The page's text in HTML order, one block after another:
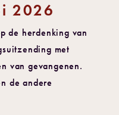
2026
de herdenking van
met
van gevangenen.
de andere